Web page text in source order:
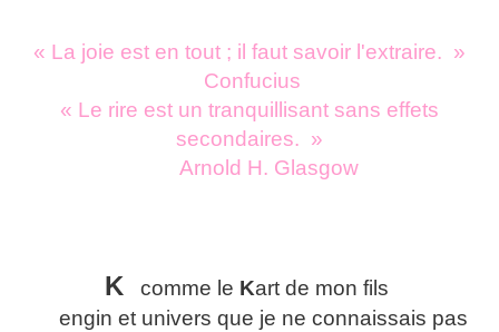
« La joie est en tout ; il faut savoir l'extraire. »
Confucius
« Le rire est un tranquillisant sans effets
secondaires. »
Arnold H. Glasgow
K comme le Kart de mon fils
engin et univers que je ne connaissais pas